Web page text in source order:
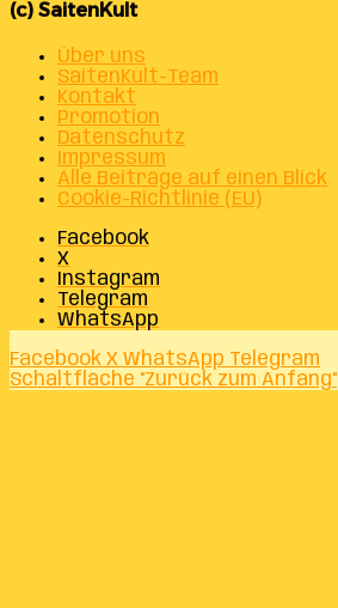
(c) SaitenKult
Über uns
SaitenKult-Team
Kontakt
Promotion
Datenschutz
Impressum
Alle Beiträge auf einen Blick
Cookie-Richtlinie (EU)
Facebook
X
Instagram
Telegram
WhatsApp
Facebook X WhatsApp Telegram
Schaltfläche "Zurück zum Anfang"